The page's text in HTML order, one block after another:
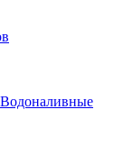
Водоналивные